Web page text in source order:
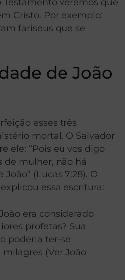
Testamento veremos que
Cristo. Por exemplo:
fariseus que se
de João
esses três
mortal. O Salvador
ele: “Pois eu vos digo
de mulher, não há
(Lucas 7:28). O
essa escritura:
era considerado
profetas? Sua
poderia ter-se
milagres (Ver João